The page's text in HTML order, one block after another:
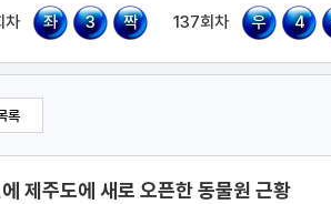
차 좌 3 짝 137회차 우 4
록
제주도에 새로 오픈한 동물원 근황